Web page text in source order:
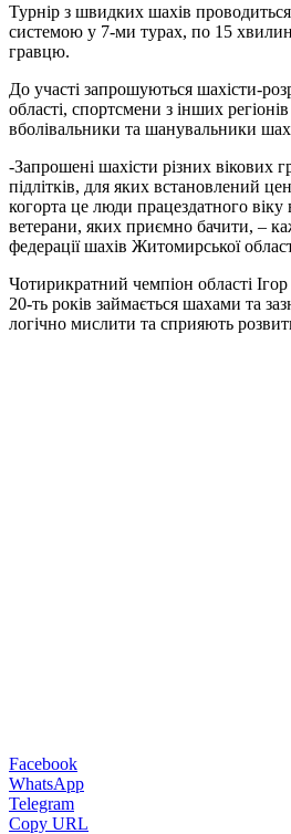
Турнір з швидких шахів
системою у 7-ми турах, по 15
гравцю.
До участі запрошуються шахісти-
області, спортсмени з інших
вболівальники та шанувальники
-Запрошені шахісти різних вікових
підлітків, для яких встановлений
когорта це люди працездатного віку
ветерани, яких приємно бачити, –
федерації шахів Житомирської
Чотирикратний чемпіон області
20-ть років займається шахами та
логічно мислити та сприяють
Facebook
WhatsApp
Telegram
Copy URL